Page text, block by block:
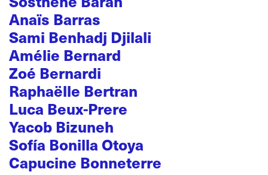
Anaïs Barras
Sami Benhadj Djilali
Amélie Bernard
Zoé Bernardi
Raphaëlle Bertran
Luca Beux-Prere
Yacob Bizuneh
Sofía Bonilla Otoya
Capucine Bonneterre